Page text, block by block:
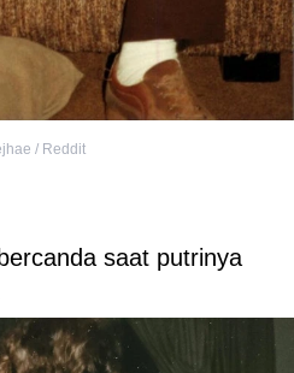
/ Reddit
saat putrinya